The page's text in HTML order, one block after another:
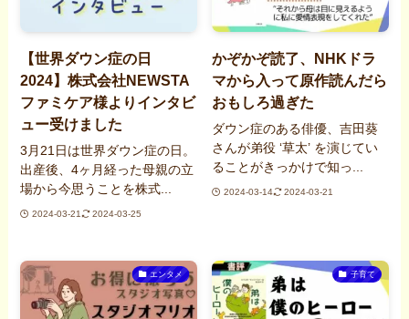
【世界ダウン症の日
2024】株式会社NEWSTA
ファミケア様よりインタビ
ュー受けました
3月21日は世界ダウン症の日。
出産後、4ヶ月経った母親の立
場から今思うことを株式...
2024-03-21 2024-03-25
かぞかぞ読了、NHKドラ
マから入って原作読んだら
おもしろ過ぎた
ダウン症のある俳優、吉田葵
さんが弟役 ‘草太’ を演じてい
ることがきっかけで知っ...
2024-03-14 2024-03-21
エンタメ 子育て